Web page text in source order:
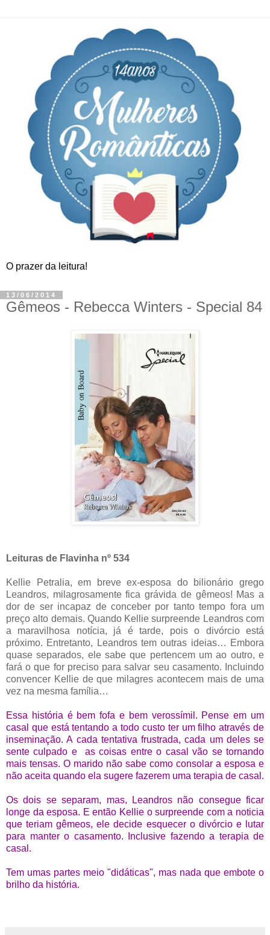
O prazer da leitura!
13/06/2014
Gêmeos - Rebecca Winters - Special 84
Leituras de Flavinha nº 534
Kellie Petralia, em breve ex-esposa do bilionário grego
Leandros, milagrosamente fica grávida de gêmeos! Mas a
dor de ser incapaz de conceber por tanto tempo fora um
preço alto demais. Quando Kellie surpreende Leandros com
a maravilhosa notícia, já é tarde, pois o divórcio está
próximo. Entretanto, Leandros tem outras ideias… Embora
quase separados, ele sabe que pertencem um ao outro, e
fará o que for preciso para salvar seu casamento. Incluindo
convencer Kellie de que milagres acontecem mais de uma
vez na mesma família…
Essa história é bem fofa e bem verossímil. Pense em um
casal que está tentando a todo custo ter um filho através de
inseminação. A cada tentativa frustrada, cada um deles se
sente culpado e as coisas entre o casal vão se tornando
mais tensas. O marido não sabe como consolar a esposa e
não aceita quando ela sugere fazerem uma terapia de casal.
Os dois se separam, mas, Leandros não consegue ficar
longe da esposa. E então Kellie o surpreende com a noticia
que teriam gêmeos, ele decide esquecer o divórcio e lutar
para manter o casamento. Inclusive fazendo a terapia de
casal.
Tem umas partes meio "didáticas", mas nada que embote o
brilho da história.